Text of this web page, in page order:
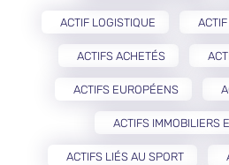
ACTIF LOGISTIQUE
ACTIFS ACHETÉS
ACTIFS EUROPÉENS
ACTIFS IMMOBILIERS
ACTIFS LIÉS AU SPORT